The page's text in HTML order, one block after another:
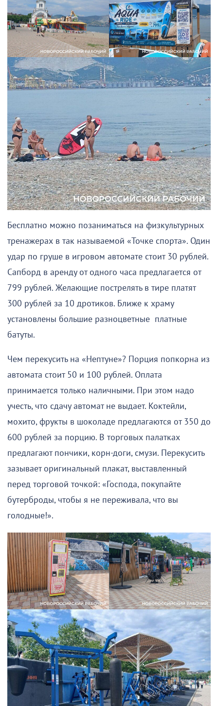
Бесплатно можно позаниматься на физкультурных
тренажерах в так называемой «Точке спорта». Один
удар по груше в игровом автомате стоит 30 рублей.
Сапборд в аренду от одного часа предлагается от
799 рублей. Желающие пострелять в тире платят
300 рублей за 10 дротиков. Ближе к храму
установлены большие разноцветные платные
батуты.
Чем перекусить на «Нептуне»? Порция попкорна из
автомата стоит 50 и 100 рублей. Оплата
принимается только наличными. При этом надо
учесть, что сдачу автомат не выдает. Коктейли,
мохито, фрукты в шоколаде предлагаются от 350 до
600 рублей за порцию. В торговых палатках
предлагают пончики, корн-доги, смузи. Перекусить
зазывает оригинальный плакат, выставленный
перед торговой точкой: «Господа, покупайте
бутерброды, чтобы я не переживала, что вы
голодные!».